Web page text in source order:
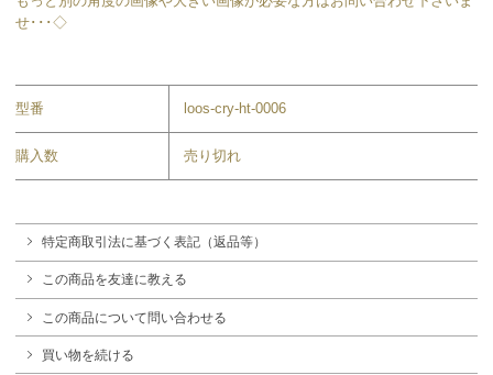
せ･･･◇
型番 loos-cry-ht-0006
購入数 売り切れ
特定商取引法に基づく表記（返品等）
この商品を友達に教える
この商品について問い合わせる
買い物を続ける